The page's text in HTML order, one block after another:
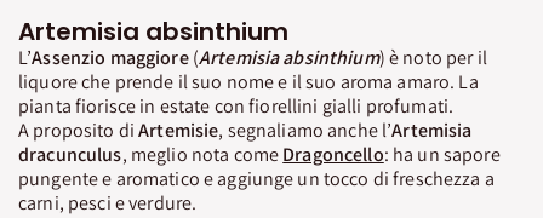
Artemisia absinthium
L’Assenzio maggiore(Artemisia absinthium) è noto per il
liquore che prende il suo nome e il suo aroma amaro. La
pianta fiorisce in estate con fiorellini gialli profumati.
A proposito diArtemisie, segnaliamo anche l’Artemisia
dracunculus, meglio nota comeDragoncello: ha un sapore
pungente e aromatico e aggiunge un tocco di freschezza a
carni, pesci e verdure.